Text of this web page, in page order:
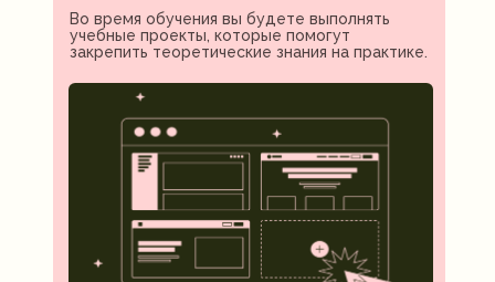
Во время обучения вы будете выполнять
учебные проекты, которые помогут
закрепить теоретические знания на практике.